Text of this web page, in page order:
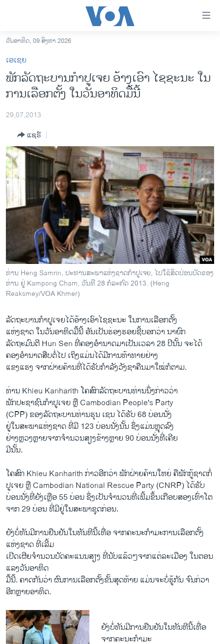
ເຂົ້າ
ຫາ
ຂ້າມ
ຂ້າມ
ຂ້າມ
ຫາ
ລາວ
ອາເມຣິກາ
ຂ່າວ​ຈີນ
ໂລກ
ເອເຊຍ
ອິດສະຫຼະພາບດ້ານການຂ່າວ
ຊີວິດຊາວລາວ
ຊຸມຊົນຊາວລາວ
ວິທະຍາສາດ-ເທັກໂນໂລຈີ
ທຸລະກິດ
ພາສາອັງກິດ
ວີດີໂອ
ສຽງ
ລາຍການກະຈາຍສຽງ
ລາຍງານ
ຕິດຕາມພວກເຮົາ ທີ່
ພາສາຕ່າງໆ
ວັນອາທິດ, 09 ສິງຫາ 2026
ເອເຊຍ
ພັກລັດຖະບານກໍາປູເຈຍ ອ້າງເອົາ ໄຊຊະນະ ໃນ
ການເລືອກຕັ້ງ ໃນວັນອາທິດມື້ນີ້
29,07,2013
ແຊຣ໌
ທ່ານ Heng Samrin, ປະທານສະພາແຫ່ງຊາດກໍາປູເຈຍ, ໄປໃຊ້ສິດປ່ອນບັດຂອງ
ທ່ານ ຢູ່ Kampong Cham, ວັນທີ 28 ກໍລະກົດ 2013. (Heng
Reaksmey/VOA Khmer)
ລັດຖະບານກໍາປູເຈຍໄດ້ອ້າງເອົາໄຊຊະນະ ໃນການເລືອກຕັ້ງ
ແຫ່ງຊາດ ໃນວັນອາທິດມື້ນີ້ ອັນເປັນຮ່ອງຮອຍຊີ້ບອກວ່າ ນາຍົກ
ລັດຖະມົນຕີ Hun Sen ທີ່ຄອງອໍານາດມາເປັນເວລາ 28 ປີນັ້ນ ຈະໄດ້
ຄອງອໍານາດສືບຕໍ່ໄປ ເຖິງແມ່ນໄດ້ມີການທ້າທາຍຢ່າງ
ແຂງແຮງ ຈາກຝ່າຍຄ້ານທີ່ໄດ້ຮັບກໍາລັງວັງຊາຄືນມາໃໝ່ກໍຕາມ.
ທ່ານ Khieu Kanharith ໂຄສົກລັດຖະບານທ່ານນຶ່ງກ່າວວ່າ
ພັກປະຊາຊົນກໍາປູເຈຍ ຫຼື Cambodian People's Party
(CPP) ຂອງລັດຖະບານທ່ານຮຸນ ເຊນ ໄດ້ຮັບ 68 ບ່ອນນັ່ງ
ຢູ່ໃນສະພາແຫ່ງຊາດ ທີ່ມີ 123 ບ່ອນນັ່ງນັ້ນ ຊຶ່ງແມ່ນຫຼຸດລົງ
ຢ່າງຫຼວງຫຼາຍຈາກຈໍານວນສຽງຂ້າງຫຼາຍ 90 ບ່ອນນັ່ງທີ່ເຄີຍ
ມີນັ້ນ.
ໂຄສົກ Khieu Kanharith ກ່າວອີກວ່າ ພັກຝ່າຍຄ້ານໃຫຍ່ ຄືພັກກູ້ຊາດກໍ່
ປູເຈຍ ຫຼື Cambodian National Rescue Party (CNRP) ໄດ້ຮັບ
ບ່ອນນັ່ງທີ່ຍັງເຫຼືອ 55 ບ່ອນ ຊຶ່ງເປັນຈໍານວນທີ່ເພີ້ມຂຶ້ນເກືອບສອງເທົ່າໂຕ
ຈາກ 29 ບ່ອນ ທີ່ມີຢູ່ໃນສະພາຊຸດກ່ອນ.
ຍັງບໍ່ທັນມີການຢືນຢັນໃນທັນທີນີ້ເທື່ອ ຈາກຄະນະກໍາມະການເລືອກຕັ້ງ
ແຫ່ງຊາດ ທີ່ເລີ້ມ
ເປີດເຜີຍຈໍານວນບັດຄະແນນສຽງ ທີ່ນັບແລ້ວໆຈາກແຕ່ລະເມືອງ ໃນຕອນ
ແລງວັນອາທິດ
ມື້ນີ້. ຄາດກັນວ່າ ຜົນການເລືອກຕັ້ງຂັ້ນສຸດທ້າຍ ແມ່ນຈະບໍ່ຮູ້ກັນ ຈົນກ່ວາ
ອີກຫຼາຍອາທິດ.
ຍັງບໍ່ທັນມີການຢືນຢັນໃນທັນທີນີ້ເທື່ອ
ຈາກຄະນະກໍາມະ